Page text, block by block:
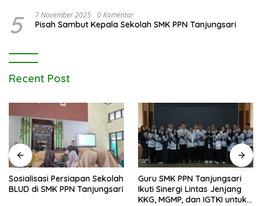
5 7 November 2025 0 Komentar
Pisah Sambut Kepala Sekolah SMK PPN Tanjungsari
Recent Post
Sosialisasi Persiapan Sekolah
BLUD di SMK PPN Tanjungsari
Guru SMK PPN Tanjungsari
Ikuti Sinergi Lintas Jenjang
KKG, MGMP, dan IGTKI untuk